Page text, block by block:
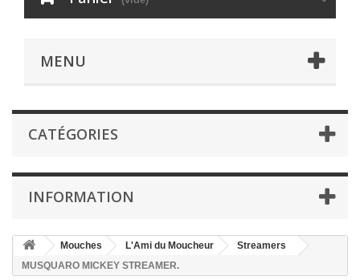
MENU
CATÉGORIES
INFORMATION
Mouches L'Ami du Moucheur
Streamers
MUSQUARO MICKEY STREAMER.